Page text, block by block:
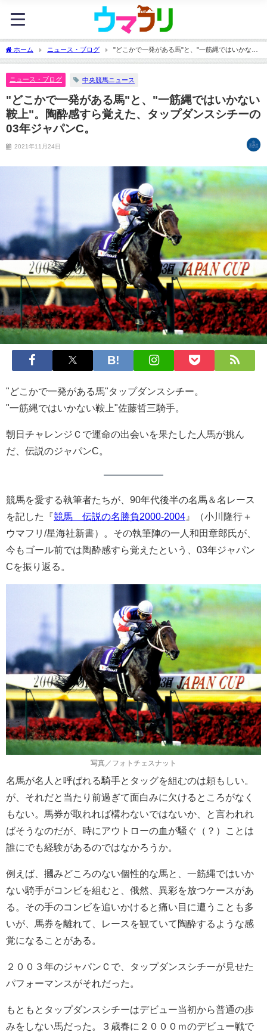
ホーム ニュース・ブログ
"どこかで一発がある馬"と、"一筋縄ではいかない
鞍上"。陶酔感すら覚えた、タップダンスシチーの03年ジャパンC。
ニュース・ブログ 中央競馬ニュース
"どこかで一発がある馬"と、"一筋縄ではいかない
鞍上"。陶酔感すら覚えた、タップダンスシチーの
03年ジャパンC。
2021年11月24日
"どこかで一発がある馬"タップダンスシチー。
"一筋縄ではいかない鞍上"佐藤哲三騎手。
朝日チャレンジＣで運命の出会いを果たした人馬が挑ん
だ、伝説のジャパンC。
競馬を愛する執筆者たちが、90年代後半の名馬＆名レース
を記した『競馬 伝説の名勝負2000-2004 』（小川隆行＋
ウマフリ/星海社新書）。その執筆陣の一人和田章郎氏が、
今もゴール前では陶酔感すら覚えたという、03年ジャパン
Cを振り返る。
写真／フォトチェスナット
名馬が名人と呼ばれる騎手とタッグを組むのは頼もしい。
が、それだと当たり前過ぎて面白みに欠けるところがなく
もない。馬券が取れれば構わないではないか、と言われれ
ばそうなのだが、時にアウトローの血が騒ぐ（？）ことは
誰にでも経験があるのではなかろうか。
例えば、摑みどころのない個性的な馬と、一筋縄ではいか
ない騎手がコンビを組むと、俄然、異彩を放つケースがあ
る。その手のコンビを追いかけると痛い目に遭うことも多
いが、馬券を離れて、レースを観ていて陶酔するような感
覚になることがある。
２００３年のジャパンＣで、タップダンスシチーが見せた
パフォーマンスがそれだった。
もともとタップダンスシチーはデビュー当初から普通の歩
みをしない馬だった。３歳春に２０００ｍのデビュー戦で